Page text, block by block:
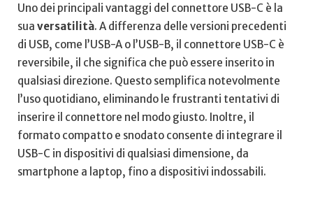
Uno‍ dei principali vantaggi ‌del connettore USB-C⁣ è la
sua versatilità. ⁢A differenza delle versioni precedenti
di USB, come l’USB-A o l’USB-B, il connettore USB-C è
reversibile,⁣ il che significa ‌che può essere inserito in
qualsiasi‍ direzione. Questo semplifica notevolmente
l’uso‌ quotidiano, ⁣eliminando‌ le frustranti tentativi di
inserire il connettore ⁣nel ‍modo giusto. Inoltre, il
formato compatto e snodato consente di integrare ‍il
USB-C in⁢ dispositivi di‍ qualsiasi dimensione, da
smartphone a laptop, fino a dispositivi indossabili.